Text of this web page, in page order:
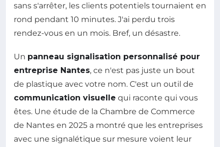
sans s'arrêter, les clients potentiels tournaient en
rond pendant 10 minutes. J'ai perdu trois
rendez-vous en un mois. Bref, un désastre.
Un panneau signalisation personnalisé pour
entreprise Nantes, ce n'est pas juste un bout
de plastique avec votre nom. C'est un outil de
communication visuelle qui raconte qui vous
êtes. Une étude de la Chambre de Commerce
de Nantes en 2025 a montré que les entreprises
avec une signalétique sur mesure voient leur